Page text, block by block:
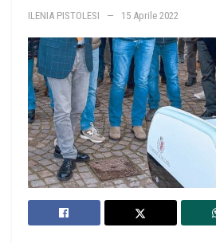
ILENIA PISTOLESI 15 Aprile 2022